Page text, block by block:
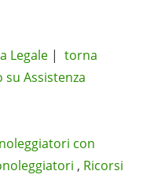
Legale | torna
su Assistenza
con
, Ricorsi